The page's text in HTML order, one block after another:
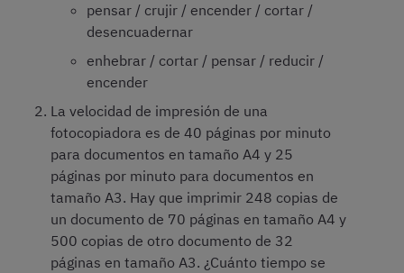
pensar / crujir / encender / cortar /
desencuadernar
enhebrar / cortar / pensar / reducir /
encender
La velocidad de impresión de una
fotocopiadora es de 40 páginas por minuto
para documentos en tamaño A4 y 25
páginas por minuto para documentos en
tamaño A3. Hay que imprimir 248 copias de
un documento de 70 páginas en tamaño A4 y
500 copias de otro documento de 32
páginas en tamaño A3. ¿Cuánto tiempo se